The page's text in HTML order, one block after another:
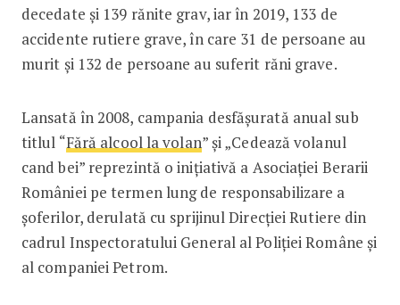
decedate și 139 rănite grav, iar în 2019, 133 de
accidente rutiere grave, în care 31 de persoane au
murit și 132 de persoane au suferit răni grave.
Lansată în 2008, campania desfășurată anual sub
titlul “Fără alcool la volan” și „Cedează volanul
cand bei” reprezintă o inițiativă a Asociației Berarii
României pe termen lung de responsabilizare a
șoferilor, derulată cu sprijinul Direcției Rutiere din
cadrul Inspectoratului General al Poliției Române și
al companiei Petrom.